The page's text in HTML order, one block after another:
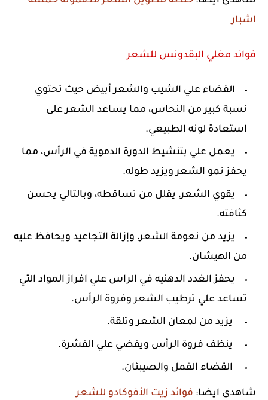
اشبار
فوائد مغلي البقدونس للشعر
القضاء علي الشيب والشعر أبيض حيث تحتوي
نسبة كبير من النحاس، مما يساعد الشعر على
استعادة لونه الطبيعي.
يعمل علي بتنشيط الدورة الدموية في الرأس، مما
يحفز نمو الشعر ويزيد طوله.
يقوي الشعر، يقلل من تساقطه، وبالتالي يحسن
كثافته.
يزيد من نعومة الشعر، وإزالة التجاعيد ويحافظ عليه
من الهيشان.
يحفز الغدد الدهنيه في الراس علي افراز المواد التي
تساعد علي ترطيب الشعر وفروة الرأس.
يزيد من لمعان الشعر وتلقة.
ينظف فروة الرأس ويقضي علي القشرة.
القضاء القمل والصيبئان.
شاهدى ايضا: فوائد زيت الأفوكادو للشعر